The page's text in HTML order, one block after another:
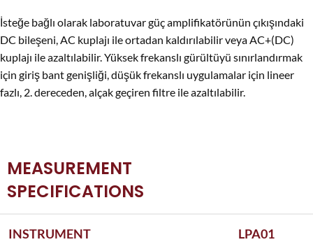
İsteğe bağlı olarak laboratuvar güç amplifikatörünün çıkışındaki
DC bileşeni, AC kuplajı ile ortadan kaldırılabilir veya AC+(DC)
kuplajı ile azaltılabilir. Yüksek frekanslı gürültüyü sınırlandırmak
için giriş bant genişliği, düşük frekanslı uygulamalar için lineer
fazlı, 2. dereceden, alçak geçiren filtre ile azaltılabilir.
MEASUREMENT
SPECIFICATIONS
INSTRUMENT LPA01